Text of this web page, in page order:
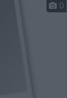
0